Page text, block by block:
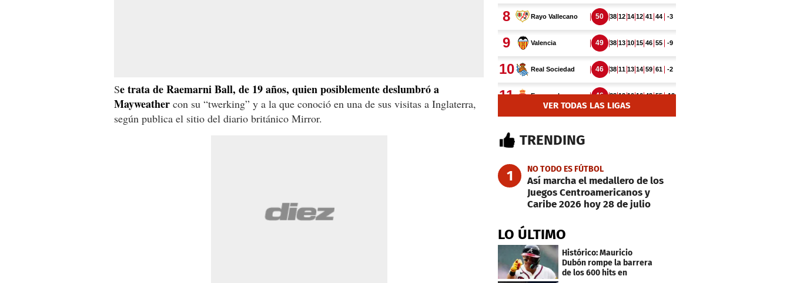
Se trata de Raemarni Ball, de 19 años, quien posiblemente deslumbró a
Mayweather con su “twerking” y a la que conoció en una de sus visitas a Inglaterra,
según publica el sitio del diario británico Mirror.
VER TODAS LAS LIGAS
TRENDING
1 NO TODO ES FÚTBOL
Así marcha el medallero de los
Juegos Centroamericanos y
Caribe 2026 hoy 28 de julio
LO ÚLTIMO
Histórico: Mauricio
Dubón rompe la barrera
de los 600 hits en